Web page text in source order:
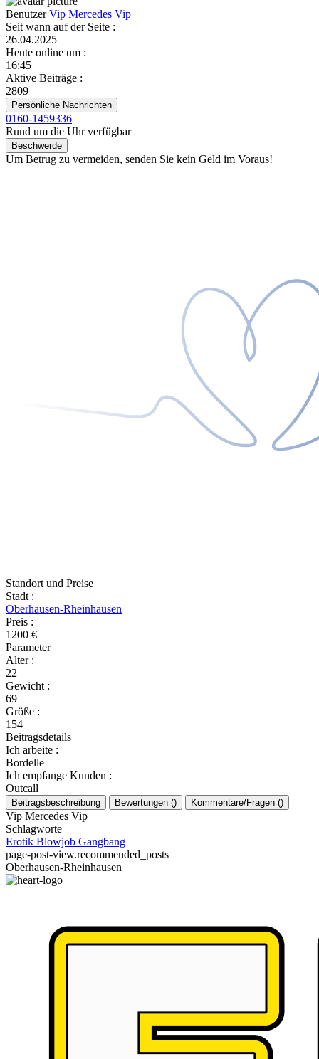
BenutzerVip Mercedes Vip
Seit wann auf der Seite :
26.04.2025
Heute online um :
16:45
Aktive Beiträge :
2809
Persönliche Nachrichten
0160-1459336
Rund um die Uhr verfügbar
Beschwerde
Um Betrug zu vermeiden, senden Sie kein Geld im Voraus!
Standort und Preise
Stadt :
Oberhausen-Rheinhausen
Preis :
1200 €
Parameter
Alter :
22
Gewicht :
69
Größe :
154
Beitragsdetails
Ich arbeite :
Bordelle
Ich empfange Kunden :
Outcall
Beitragsbeschreibung Bewertungen () Kommentare/Fragen ()
Vip Mercedes Vip
Schlagworte
Erotik Blowjob Gangbang
page-post-view.recommended_posts
Oberhausen-Rheinhausen